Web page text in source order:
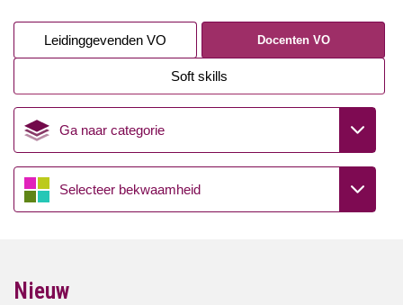
Leidinggevenden VO Docenten VO
Soft skills
Ga naar categorie
Selecteer bekwaamheid
Nieuw